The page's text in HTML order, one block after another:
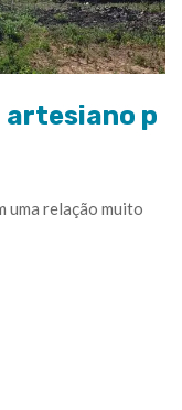
artesiano p
uma relação muito